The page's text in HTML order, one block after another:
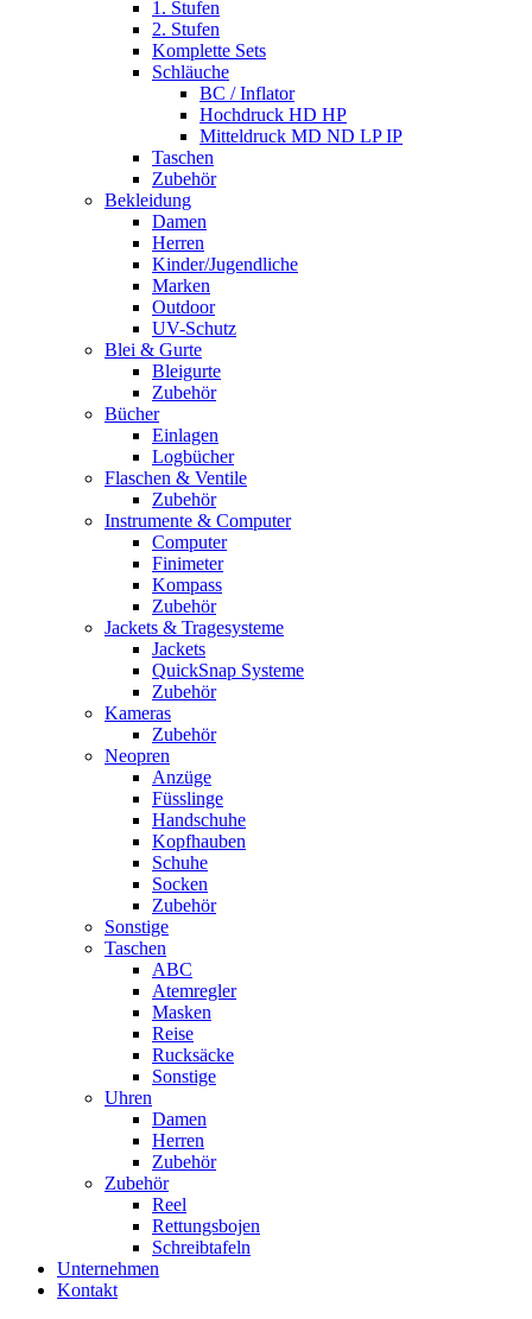
1. Stufen
2. Stufen
Komplette Sets
Schläuche
BC / Inflator
Hochdruck HD HP
Mitteldruck MD ND LP IP
Taschen
Zubehör
Bekleidung
Damen
Herren
Kinder/Jugendliche
Marken
Outdoor
UV-Schutz
Blei & Gurte
Bleigurte
Zubehör
Bücher
Einlagen
Logbücher
Flaschen & Ventile
Zubehör
Instrumente & Computer
Computer
Finimeter
Kompass
Zubehör
Jackets & Tragesysteme
Jackets
QuickSnap Systeme
Zubehör
Kameras
Zubehör
Neopren
Anzüge
Füsslinge
Handschuhe
Kopfhauben
Schuhe
Socken
Zubehör
Sonstige
Taschen
ABC
Atemregler
Masken
Reise
Rucksäcke
Sonstige
Uhren
Damen
Herren
Zubehör
Zubehör
Reel
Rettungsbojen
Schreibtafeln
Unternehmen
Kontakt